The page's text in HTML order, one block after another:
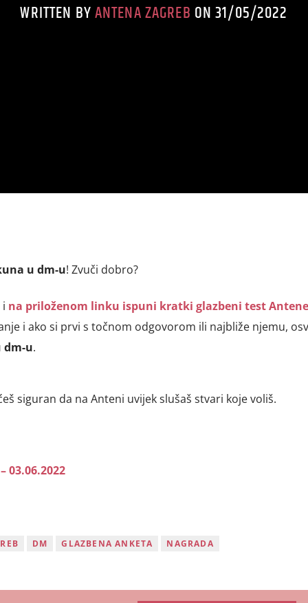
WRITTEN BYANTENA ZAGREB ON 31/05/2022
u dm-u! Zvuči dobro?
i na priloženom linku ispuni kratki glazbeni test
i ako si prvi s točnom odgovorom ili najbliže njemu,
dm-u.
siguran da na Anteni uvijek slušaš stvari koje voliš.
03.06.2022
DM GLAZBENA ANKETA NAGRADA